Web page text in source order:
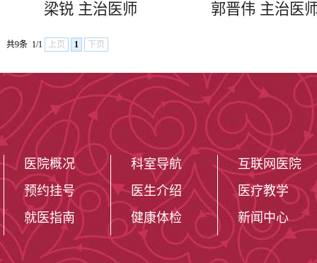
梁锐 ​主治医师 郭晋伟 ​主治医
共9条 1/1 上页 1 下页
医院概况
预约挂号
就医指南
科室导航
医生介绍
健康体检
互联网医院
医疗教学
新闻中心